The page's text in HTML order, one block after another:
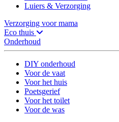
Luiers & Verzorging
Verzorging voor mama
Eco thuis
Onderhoud
DIY onderhoud
Voor de vaat
Voor het huis
Poetsgerief
Voor het toilet
Voor de was